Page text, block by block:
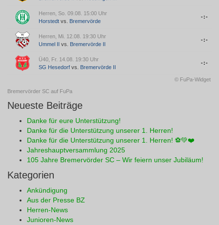
Herren, So. 09.08. 15:00 Uhr
Horstedt vs. Bremervörde
-:-
Herren, Mi. 12.08. 19:30 Uhr
Ummel II vs. Bremervörde II
-:-
Ü40, Fr. 14.08. 19:30 Uhr
SG Hesedorf vs. Bremervörde II
-:-
© FuPa-Widget
Bremervörder SC auf FuPa
Neueste Beiträge
Danke für eure Unterstützung!
Danke für die Unterstützung unserer 1. Herren!
Danke für die Unterstützung unserer 1. Herren! ⚽💚❤️
Jahreshauptversammlung 2025
105 Jahre Bremervörder SC – Wir feiern unser Jubiläum!
Kategorien
Ankündigung
Aus der Presse BZ
Herren-News
Junioren-News